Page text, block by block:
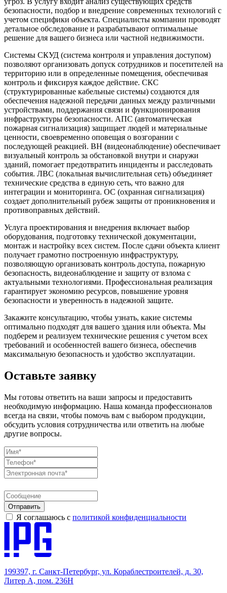
безопасности, подбор и внедрение современных технологий с
учетом специфики объекта. Специалисты компании проводят
детальное обследование и разрабатывают оптимальные
решение для вашего бизнеса или частной недвижимости.
Системы СКУД (система контроля и управления доступом)
позволяют организовать допуск сотрудников и посетителей на
территорию или в определенные помещения, обеспечивая
контроль и фиксируя каждое действие. СКС
(структурированные кабельные системы) создаются для
обеспечения надежной передачи данных между различными
устройствами, поддержания связи и функционирования
инфраструктуры безопасности. АПС (автоматическая
пожарная сигнализация) защищает людей и материальные
ценности, своевременно оповещая о возгорании с
последующей реакцией. ВН (видеонаблюдение) обеспечивает
визуальный контроль за обстановкой внутри и снаружи
зданий, помогает предотвратить инциденты и расследовать
события. ЛВС (локальная вычислительная сеть) объединяет
технические средства в единую сеть, что важно для
интеграции и мониторинга. ОС (охранная сигнализация)
создает дополнительный рубеж защиты от проникновения и
противоправных действий.
Услуга проектирования и внедрения включает выбор
оборудования, подготовку технической документации,
монтаж и настройку всех систем. После сдачи объекта клиент
получает грамотно построенную инфраструктуру,
позволяющую организовать контроль доступа, пожарную
безопасность, видеонаблюдение и защиту от взлома с
актуальными технологиями. Профессиональная реализация
гарантирует экономию ресурсов, повышение уровня
безопасности и уверенность в надежной защите.
Закажите консультацию, чтобы узнать, какие системы
оптимально подходят для вашего здания или объекта. Мы
подберем и реализуем технические решения с учетом всех
требований и особенностей вашего бизнеса, обеспечив
максимальную безопасность и удобство эксплуатации.
Оставьте заявку
Мы готовы ответить на ваши запросы и предоставить
необходимую информацию. Наша команда профессионалов
всегда на связи, чтобы помочь вам с выбором продукции,
обсудить условия сотрудничества или ответить на любые
другие вопросы.
Отправить
Я соглашаюсь с политикой конфиденциальности
199397, г. Санкт-Петербург, ул. Кораблестроителей, д. 30,
Литер А, пом. 236Н